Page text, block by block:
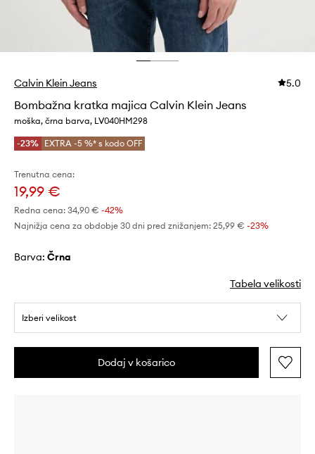
Calvin Klein Jeans 5.0
Bombažna kratka majica Calvin Klein Jeans
moška, črna barva, LV040HM298
-23% EXTRA -5 %* s kodo OFF
Trenutna cena:
19,99 €
Redna cena: 34,90 € -42%
Najnižja cena za obdobje 30 dni pred znižanjem: 25,99 € -23%
Barva: črna
Tabela velikosti
Izberi velikost
Dodaj v košarico